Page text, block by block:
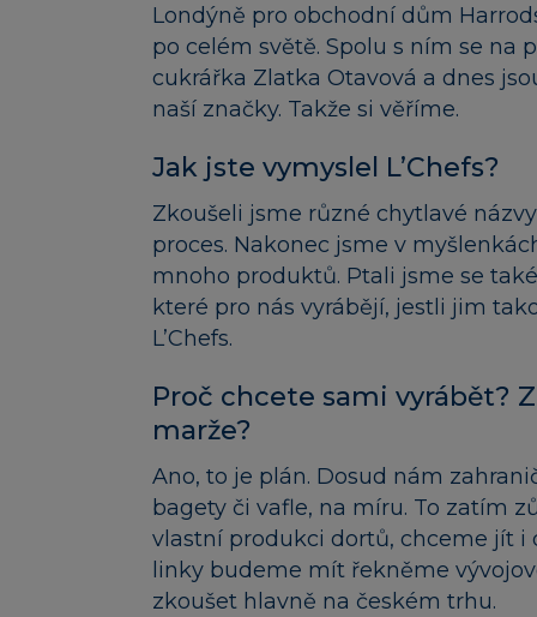
Londýně pro obchodní dům
po celém světě. Spolu s ním se na
cukrářka Zlatka Otavová a dnes
naší značky. Takže si věříme.
Jak jste vymyslel L’Chefs?
Zkoušeli jsme různé chytlavé
proces. Nakonec jsme v
mnoho produktů. Ptali jsme se
které pro nás vyrábějí, jestli jim
L’Chefs.
Proč chcete sami vyrábět?
marže?
Ano, to je plán. Dosud nám
bagety či vafle, na míru. To zatím
vlastní produkci dortů, chceme jít i
linky budeme mít řekněme
zkoušet hlavně na českém trhu.